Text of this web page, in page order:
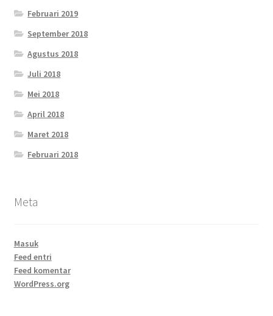
Februari 2019
September 2018
Agustus 2018
Juli 2018
Mei 2018
April 2018
Maret 2018
Februari 2018
Meta
Masuk
Feed entri
Feed komentar
WordPress.org